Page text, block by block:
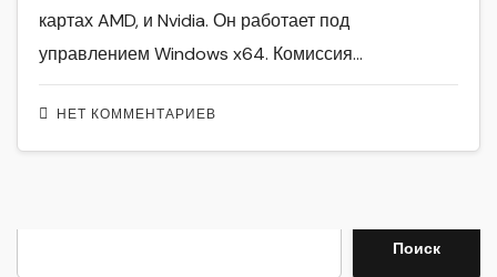
НЕТ КОММЕНТАРИЕВ
картах AMD, и Nvidia. Он работает под
управлением Windows x64. Комиссия…
Поиск